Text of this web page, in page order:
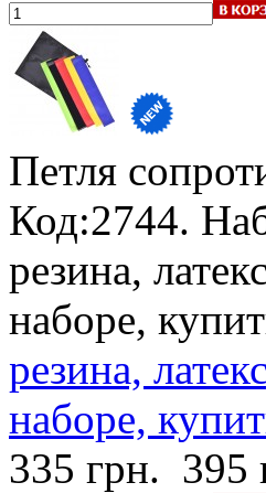
Петля
Код:2744.
резина,
наборе,
резина,
наборе,
335 грн. 395